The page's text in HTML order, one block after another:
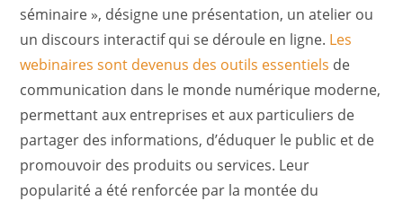
séminaire », désigne une présentation, un atelier ou
un discours interactif qui se déroule en ligne. Les
webinaires sont devenus des outils essentiels de
communication dans le monde numérique moderne,
permettant aux entreprises et aux particuliers de
partager des informations, d’éduquer le public et de
promouvoir des produits ou services. Leur
popularité a été renforcée par la montée du